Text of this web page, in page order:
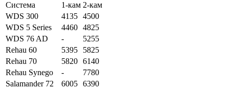
Система 1-кам 2-кам
WDS 300
4135 4500
WDS 5 Series
4460 4825
WDS 76 AD
-
5255
Rehau 60
5395
5825
Rehau 70
5820 6140
Rehau Synego
-
7780
Salamander 72
6005 6390